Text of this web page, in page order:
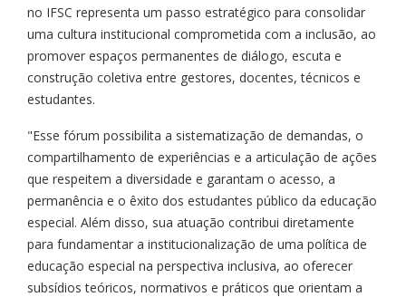
no IFSC representa um passo estratégico para consolidar
uma cultura institucional comprometida com a inclusão, ao
promover espaços permanentes de diálogo, escuta e
construção coletiva entre gestores, docentes, técnicos e
estudantes.
"Esse fórum possibilita a sistematização de demandas, o
compartilhamento de experiências e a articulação de ações
que respeitem a diversidade e garantam o acesso, a
permanência e o êxito dos estudantes público da educação
especial. Além disso, sua atuação contribui diretamente
para fundamentar a institucionalização de uma política de
educação especial na perspectiva inclusiva, ao oferecer
subsídios teóricos, normativos e práticos que orientam a